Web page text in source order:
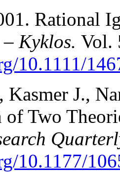
Rational
Kyklos. Vol.
10.1111/
Kasmer J.,
of Two
10.1177/